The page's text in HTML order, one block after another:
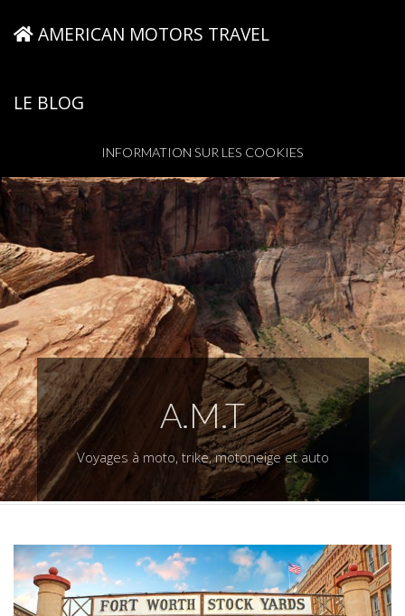
AMERICAN MOTORS TRAVEL
LE BLOG
INFORMATION SUR LES COOKIES
A.M.T
Voyages à moto, trike, motoneige et auto